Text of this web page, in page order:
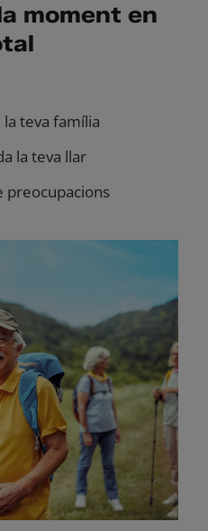
moment en
teva família
la teva llar
preocupacions